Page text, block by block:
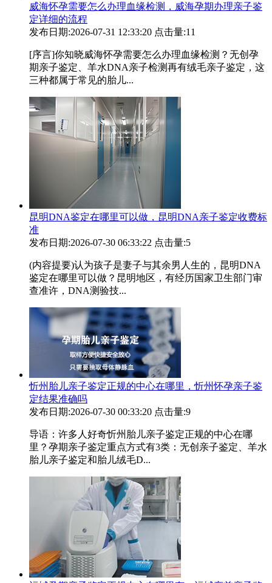
威海怀孕需要怎么办理血缘检测，威海孕期办理亲子鉴
定详细的流程
发布日期:2026-07-31 12:33:20 点击量:11
[序言]你知晓威海怀孕需要怎么办理血缘检测？无创孕
期亲子鉴定、羊水DNA亲子检测再有绒毛亲子鉴定，这
三种都属于常见的胎儿...
昆明DNA鉴定在哪里可以做，昆明DNA亲子鉴定收费标
准
发布日期:2026-07-30 06:33:22 点击量:5
(内容提要)认为孩子是妻子与其余男人生的，昆明DNA
鉴定在哪里可以做？昆明地区，有经历国家卫生部门审
查准许，DNA测验技...
忻州胎儿亲子鉴定正规的中心在哪里，忻州怀孕亲子鉴
定结果准确吗
发布日期:2026-07-30 00:33:20 点击量:9
导语：许多人好奇忻州胎儿亲子鉴定正规的中心在哪
里？孕期亲子鉴定重点方式有3类：无创亲子鉴定、羊水
胎儿亲子鉴定和胎儿绒毛D...